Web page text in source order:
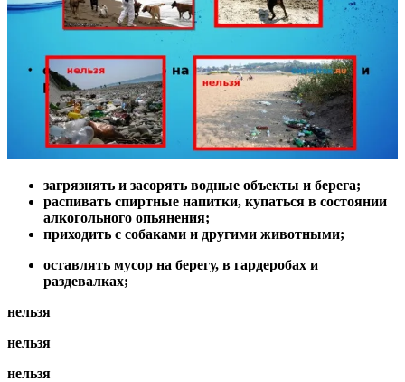
загрязнять и засорять водные объекты и берега;
распивать спиртные напитки, купаться в состоянии
алкогольного опьянения;
приходить с собаками и другими животными;
оставлять мусор на берегу, в гардеробах и
раздевалках;
нельзя
нельзя
нельзя